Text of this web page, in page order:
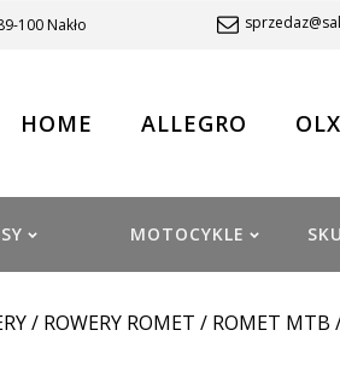
100 Nakło
HOME ALLEGRO OLX
MOTOCYKLE
/ ROWERY ROMET / ROMET MTB